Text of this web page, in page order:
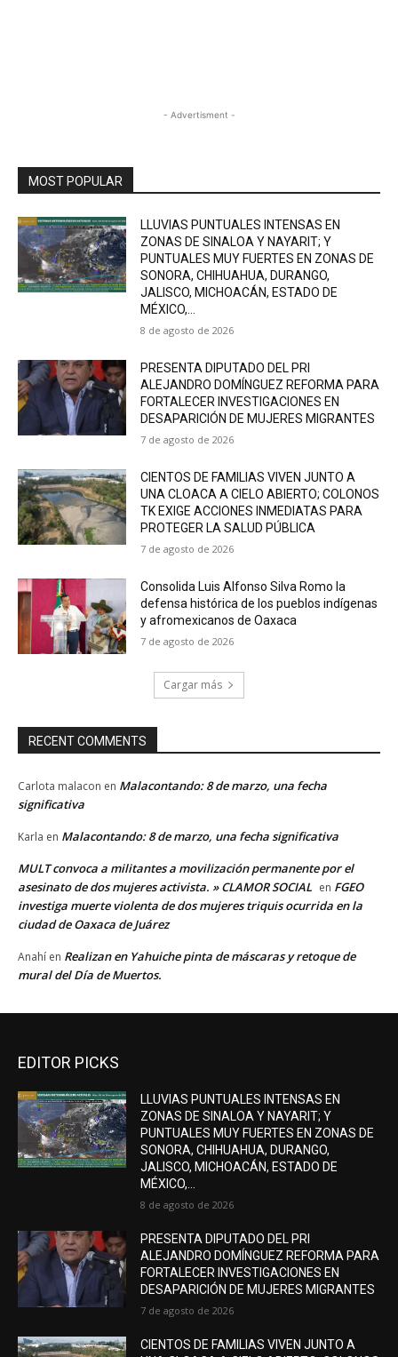
- Advertisment -
MOST POPULAR
LLUVIAS PUNTUALES INTENSAS EN
ZONAS DE SINALOA Y NAYARIT; Y
PUNTUALES MUY FUERTES EN ZONAS DE
SONORA, CHIHUAHUA, DURANGO,
JALISCO, MICHOACÁN, ESTADO DE
MÉXICO,...
8 de agosto de 2026
PRESENTA DIPUTADO DEL PRI
ALEJANDRO DOMÍNGUEZ REFORMA PARA
FORTALECER INVESTIGACIONES EN
DESAPARICIÓN DE MUJERES MIGRANTES
7 de agosto de 2026
CIENTOS DE FAMILIAS VIVEN JUNTO A
UNA CLOACA A CIELO ABIERTO; COLONOS
TK EXIGE ACCIONES INMEDIATAS PARA
PROTEGER LA SALUD PÚBLICA
7 de agosto de 2026
Consolida Luis Alfonso Silva Romo la
defensa histórica de los pueblos indígenas
y afromexicanos de Oaxaca
7 de agosto de 2026
Cargar más
RECENT COMMENTS
Carlota malacon en Malacontando: 8 de marzo, una fecha
significativa
Karla en Malacontando: 8 de marzo, una fecha significativa
MULT convoca a militantes a movilización permanente por el
asesinato de dos mujeres activista. » CLAMOR SOCIAL en FGEO
investiga muerte violenta de dos mujeres triquis ocurrida en la
ciudad de Oaxaca de Juárez
Anahí en Realizan en Yahuiche pinta de máscaras y retoque de
mural del Día de Muertos.
EDITOR PICKS
LLUVIAS PUNTUALES INTENSAS EN
ZONAS DE SINALOA Y NAYARIT; Y
PUNTUALES MUY FUERTES EN ZONAS DE
SONORA, CHIHUAHUA, DURANGO,
JALISCO, MICHOACÁN, ESTADO DE
MÉXICO,...
8 de agosto de 2026
PRESENTA DIPUTADO DEL PRI
ALEJANDRO DOMÍNGUEZ REFORMA PARA
FORTALECER INVESTIGACIONES EN
DESAPARICIÓN DE MUJERES MIGRANTES
7 de agosto de 2026
CIENTOS DE FAMILIAS VIVEN JUNTO A